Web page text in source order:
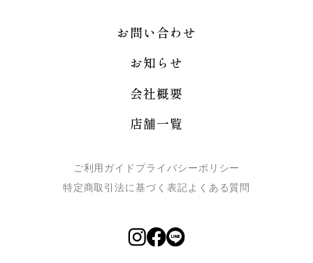
お問い合わせ
お知らせ
会社概要
店舗一覧
ご利用ガイド プライバシーポリシー
特定商取引法に基づく表記よくある質問